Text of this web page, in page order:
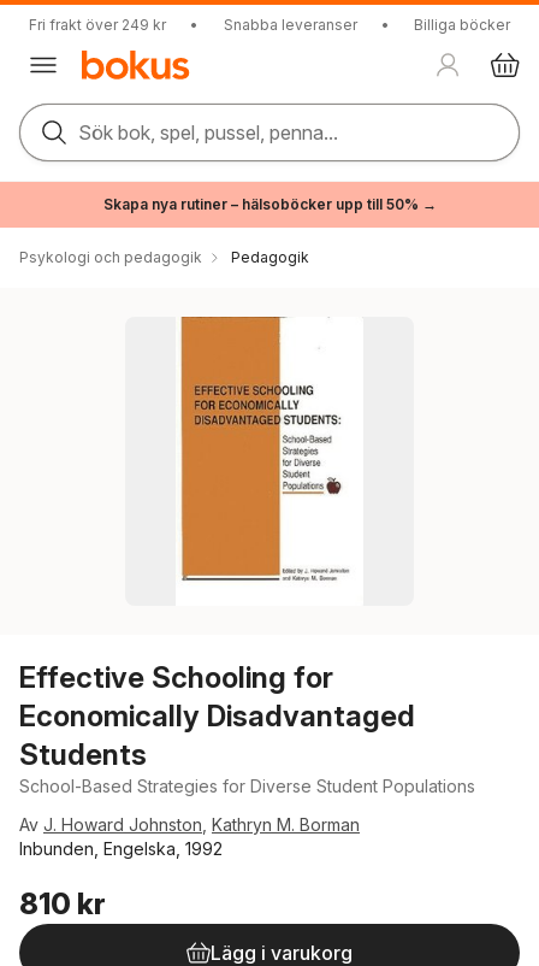
Fri frakt över 249 kr • Snabba leveranser • Billiga böcker
Sök bok, spel, pussel, penna...
Skapa nya rutiner – hälsoböcker upp till 50% →
Psykologi och pedagogik Pedagogik
Effective Schooling for
Economically Disadvantaged
Students
School-Based Strategies for Diverse Student Populations
Av J. Howard Johnston Kathryn M. Borman
Inbunden, Engelska, 1992
810 kr
Lägg i varukorg